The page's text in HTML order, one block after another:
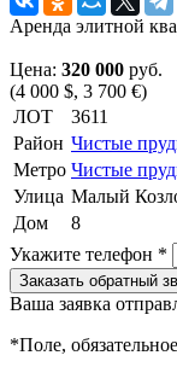
Аренда элитной
Цена: 320 000 руб.
(4 000 $, 3 700 €)
ЛОТ
3611
Район Чистые
Метро Чистые
Улица Малый
Дом
8
Укажите телефон *
Заказать обратный
Ваша заявка
*Поле,